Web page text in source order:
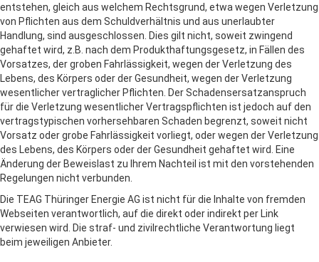
entstehen, gleich aus welchem Rechtsgrund, etwa wegen Verletzung
von Pflichten aus dem Schuldverhältnis und aus unerlaubter
Handlung, sind ausgeschlossen. Dies gilt nicht, soweit zwingend
gehaftet wird, z.B. nach dem Produkthaftungsgesetz, in Fällen des
Vorsatzes, der groben Fahrlässigkeit, wegen der Verletzung des
Lebens, des Körpers oder der Gesundheit, wegen der Verletzung
wesentlicher vertraglicher Pflichten. Der Schadensersatzanspruch
für die Verletzung wesentlicher Vertragspflichten ist jedoch auf den
vertragstypischen vorhersehbaren Schaden begrenzt, soweit nicht
Vorsatz oder grobe Fahrlässigkeit vorliegt, oder wegen der Verletzung
des Lebens, des Körpers oder der Gesundheit gehaftet wird. Eine
Änderung der Beweislast zu Ihrem Nachteil ist mit den vorstehenden
Regelungen nicht verbunden.
Die TEAG Thüringer Energie AG ist nicht für die Inhalte von fremden
Webseiten verantwortlich, auf die direkt oder indirekt per Link
verwiesen wird. Die straf- und zivilrechtliche Verantwortung liegt
beim jeweiligen Anbieter.